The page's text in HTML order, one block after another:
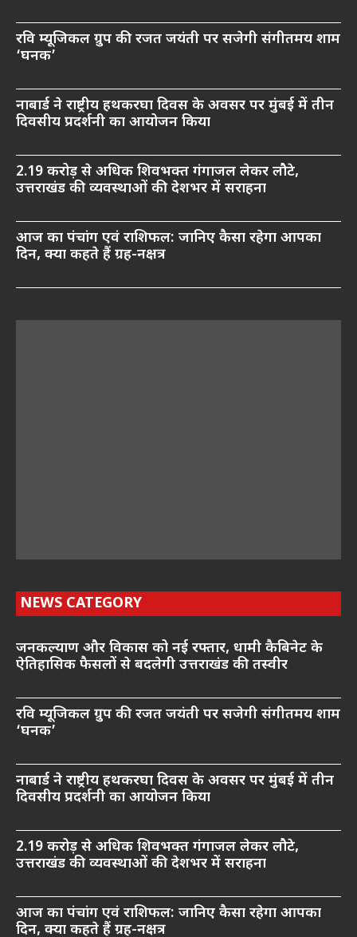
रवि म्यूजिकल ग्रुप की रजत जयंती पर सजेगी संगीतमय शाम
‘घनक’
नाबार्ड ने राष्ट्रीय हथकरघा दिवस के अवसर पर मुंबई में तीन
दिवसीय प्रदर्शनी का आयोजन किया
2.19 करोड़ से अधिक शिवभक्त गंगाजल लेकर लौटे,
उत्तराखंड की व्यवस्थाओं की देशभर में सराहना
आज का पंचांग एवं राशिफल: जानिए कैसा रहेगा आपका
दिन, क्या कहते हैं ग्रह-नक्षत्र
NEWS CATEGORY
जनकल्याण और विकास को नई रफ्तार, धामी कैबिनेट के
ऐतिहासिक फैसलों से बदलेगी उत्तराखंड की तस्वीर
रवि म्यूजिकल ग्रुप की रजत जयंती पर सजेगी संगीतमय शाम
‘घनक’
नाबार्ड ने राष्ट्रीय हथकरघा दिवस के अवसर पर मुंबई में तीन
दिवसीय प्रदर्शनी का आयोजन किया
2.19 करोड़ से अधिक शिवभक्त गंगाजल लेकर लौटे,
उत्तराखंड की व्यवस्थाओं की देशभर में सराहना
आज का पंचांग एवं राशिफल: जानिए कैसा रहेगा आपका
दिन, क्या कहते हैं ग्रह-नक्षत्र